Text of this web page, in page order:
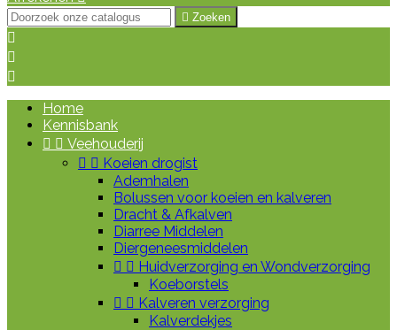
 Zoeken



Home
Kennisbank
  Veehouderij
  Koeien drogist
Ademhalen
Bolussen voor koeien en kalveren
Dracht & Afkalven
Diarree Middelen
Diergeneesmiddelen
  Huidverzorging en Wondverzorging
Koeborstels
  Kalveren verzorging
Kalverdekjes